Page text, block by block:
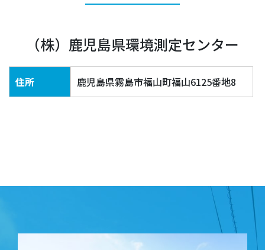
（株）鹿児島県環境測定センター
住所 鹿児島県霧島市福山町福山6125番地8